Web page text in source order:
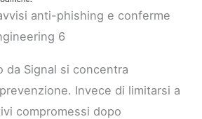
anti-phishing e conferme
6
da Signal si concentra
Invece di limitarsi a
compromessi dopo